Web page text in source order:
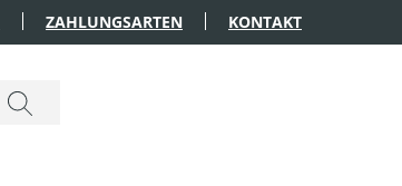
ZAHLUNGSARTEN KONTAKT